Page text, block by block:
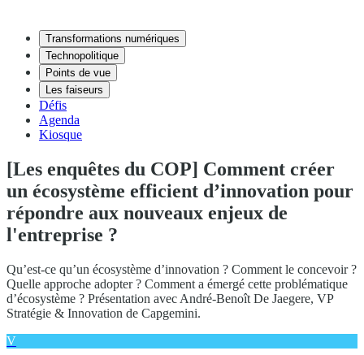
Transformations numériques
Technopolitique
Points de vue
Les faiseurs
Défis
Agenda
Kiosque
[Les enquêtes du COP] Comment créer
un écosystème efficient d’innovation pour
répondre aux nouveaux enjeux de
l'entreprise ?
Qu’est-ce qu’un écosystème d’innovation ? Comment le concevoir ?
Quelle approche adopter ? Comment a émergé cette problématique
d’écosystème ? Présentation avec André-Benoît De Jaegere, VP
Stratégie & Innovation de Capgemini.
V